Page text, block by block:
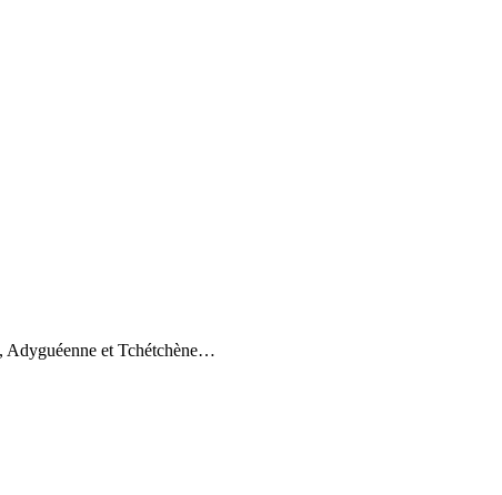
Adyguéenne et Tchétchène…